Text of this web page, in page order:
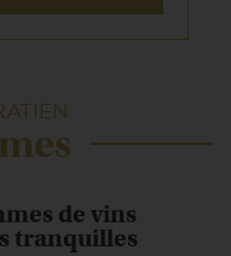
de vins
tranquilles